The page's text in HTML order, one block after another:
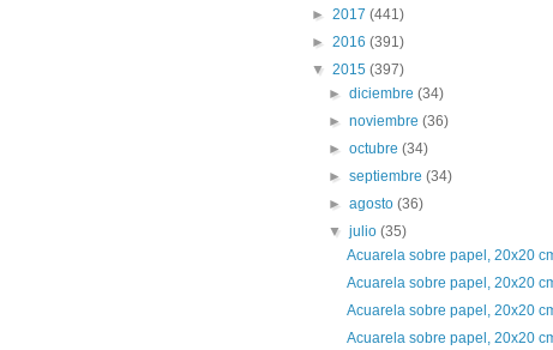
► 2017 (441)
► 2016 (391)
▼ 2015 (397)
►diciembre(34)
►noviembre(36)
►octubre(34)
►septiembre(34)
►agosto(36)
▼julio(35)
Acuarela sobre papel, 20x20
Acuarela sobre papel, 20x20
Acuarela sobre papel, 20x20
Acuarela sobre papel, 20x20